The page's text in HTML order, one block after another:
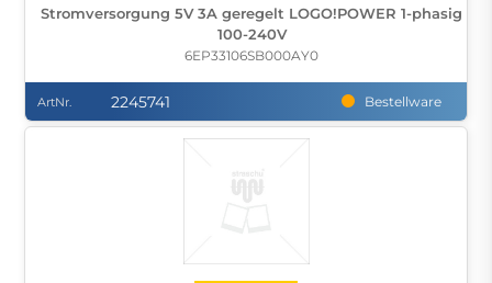
Stromversorgung 5V 3A geregelt LOGO!POWER 1-phasig
100-240V
6EP33106SB000AY0
ArtNr. 2245741 Bestellware